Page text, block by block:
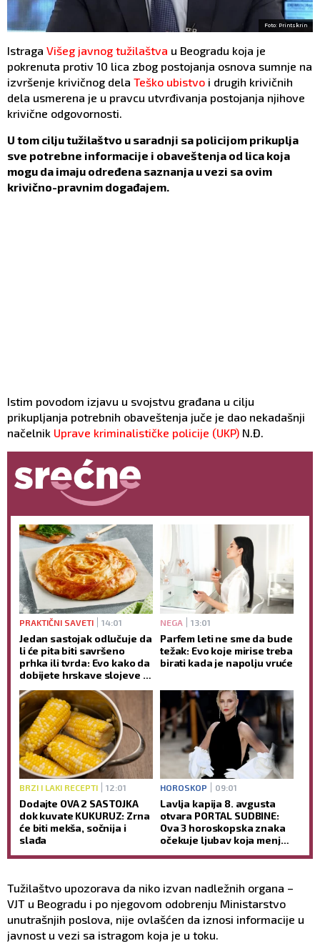
Foto: Printskrin
Istraga Višeg javnog tužilaštva u Beogradu koja je
pokrenuta protiv 10 lica zbog postojanja osnova sumnje na
izvršenje krivičnog dela Teško ubistvo i drugih krivičnih
dela usmerena je u pravcu utvrđivanja postojanja njihove
krivične odgovornosti.
U tom cilju tužilaštvo u saradnji sa policijom prikuplja
sve potrebne informacije i obaveštenja od lica koja
mogu da imaju određena saznanja u vezi sa ovim
krivično-pravnim događajem.
Istim povodom izjavu u svojstvu građana u cilju
prikupljanja potrebnih obaveštenja juče je dao nekadašnji
načelnik Uprave kriminalističke policije (UKP) N.Đ.
PRAKTIČNI SAVETI 14:01
Jedan sastojak odlučuje da
li će pita biti savršeno
prhka ili tvrda: Evo kako da
dobijete hrskave slojeve -
NEGA 13:01
Parfem leti ne sme da bude
težak: Evo koje mirise treba
birati kada je napolju vruće
BRZI I LAKI RECEPTI 12:01
Dodajte OVA 2 SASTOJKA
dok kuvate KUKURUZ: Zrna
će biti mekša, sočnija i
slađa
HOROSKOP 09:01
Lavlja kapija 8. avgusta
otvara PORTAL SUDBINE:
Ova 3 horoskopska znaka
očekuje ljubav koja menja
Tužilaštvo upozorava da niko izvan nadležnih organa –
VJT u Beogradu i po njegovom odobrenju Ministarstvo
unutrašnjih poslova, nije ovlašćen da iznosi informacije u
javnost u vezi sa istragom koja je u toku.